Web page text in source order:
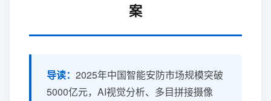
案
导读： 2025年中国智能安防市场规模突破
5000亿元，AI视觉分析、多目拼接摄像